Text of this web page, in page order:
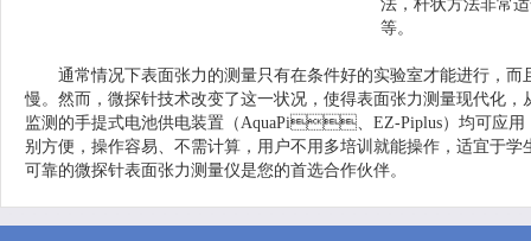
法，杆状方法非
等。
通常情况下表面张力的测量只有在条件好的实验室才能进行，而且
慢。然而，微探针技术改变了这一状况，使得表面张力测量现代
监测的手提式电池供电装置（AquaPi、EZ-Piplus）均可应用，
别方便，操作容易、不需计算，用户不用多培训就能操作，适宜于
可靠的微探针表面张力测量仪是您的首选合作伙伴。